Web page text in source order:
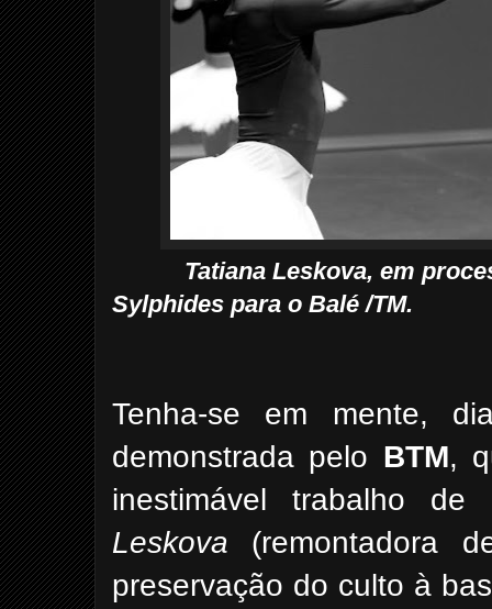
Tatiana Leskova, em
Sylphides para o Balé /TM.
Tenha-se em mente,
demonstrada pelo BTM,
inestimável trabalho
Leskova (remontadora
preservação do culto à